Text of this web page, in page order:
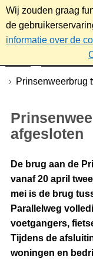
Wij zouden graag
de
informatie over de
Nieuws &
Prinsenweerbrug
afgesloten
De brug aan de
vanaf 20 april
mei is de brug
Parallelweg
voetgangers,
Tijdens de
woningen en